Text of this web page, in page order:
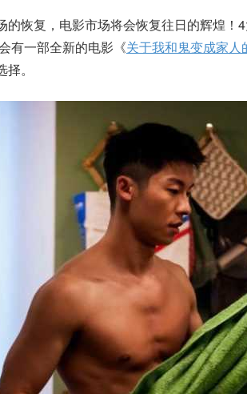
恢复，电影市场将会恢复往日的辉煌！4
有一部全新的电影《关于我和鬼变成家人
。